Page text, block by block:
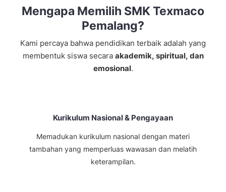
Mengapa Memilih SMK Texmaco
Pemalang?
Kami percaya bahwa pendidikan terbaik adalah yang
membentuk siswa secara akademik, spiritual, dan
emosional.
Kurikulum Nasional & Pengayaan
Memadukan kurikulum nasional dengan materi
tambahan yang memperluas wawasan dan melatih
keterampilan.